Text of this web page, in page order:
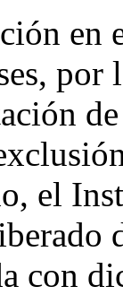
en
el
con